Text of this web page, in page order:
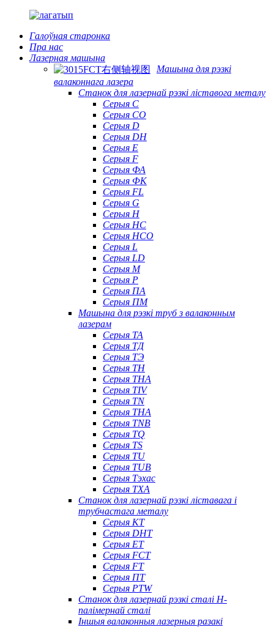
Галоўная старонка
Пра нас
Лазерная машына
Машына для рэзкі
валаконнага лазера
Станок для лазернай рэзкі ліставога металу
Серыя С
Серыя CO
Серыя D
Серыя DH
Серыя Е
Серыя F
Серыя ФА
Серыя ФК
Серыя FL
Серыя G
Серыя H
Серыя HC
Серыя HCO
Серыя L
Серыя LD
Серыя М
Серыя P
Серыя ПА
Серыя ПМ
Машына для рэзкі труб з валаконным
лазерам
Серыя ТА
Серыя ТД
Серыя ТЭ
Серыя TH
Серыя THA
Серыя TIV
Серыя TN
Серыя ТНА
Серыя TNB
Серыя TQ
Серыя TS
Серыя TU
Серыя TUB
Серыя Тэхас
Серыя TXA
Станок для лазернай рэзкі ліставага і
трубчастага металу
Серыя КТ
Серыя DHT
Серыя ET
Серыя FCT
Серыя FT
Серыя ПТ
Серыя PTW
Станок для лазернай рэзкі сталі H-
палімернай сталі
Іншыя валаконныя лазерныя разакі